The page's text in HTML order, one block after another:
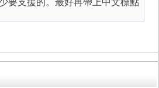
要支援的。最好再帶上中文標點